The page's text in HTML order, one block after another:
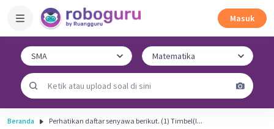
Masuk
Beranda Perhatikan daftar senyawa berikut. (1) Timbel(I...